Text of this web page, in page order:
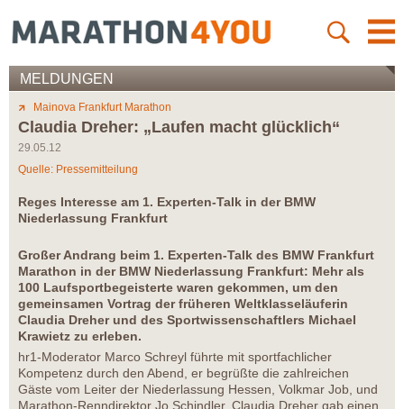
MELDUNGEN
Mainova Frankfurt Marathon
Claudia Dreher: „Laufen macht glücklich“
29.05.12
Quelle: Pressemitteilung
Reges Interesse am 1. Experten-Talk in der BMW
Niederlassung Frankfurt
Großer Andrang beim 1. Experten-Talk des BMW Frankfurt
Marathon in der BMW Niederlassung Frankfurt: Mehr als
100 Laufsportbegeisterte waren gekommen, um den
gemeinsamen Vortrag der früheren Weltklasseläuferin
Claudia Dreher und des Sportwissenschaftlers Michael
Krawietz zu erleben.
hr1-Moderator Marco Schreyl führte mit sportfachlicher
Kompetenz durch den Abend, er begrüßte die zahlreichen
Gäste vom Leiter der Niederlassung Hessen, Volkmar Job, und
Marathon-Renndirektor Jo Schindler. Claudia Dreher gab einen